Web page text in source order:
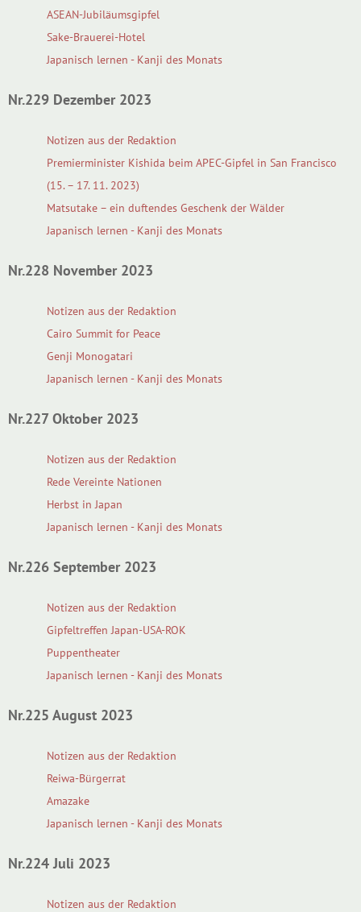
ASEAN-Jubiläumsgipfel
Sake-Brauerei-Hotel
Japanisch lernen - Kanji des Monats
Nr.229 Dezember 2023
Notizen aus der Redaktion
Premierminister Kishida beim APEC-Gipfel in San Francisco
(15. – 17. 11. 2023)
Matsutake – ein duftendes Geschenk der Wälder
Japanisch lernen - Kanji des Monats
Nr.228 November 2023
Notizen aus der Redaktion
Cairo Summit for Peace
Genji Monogatari
Japanisch lernen - Kanji des Monats
Nr.227 Oktober 2023
Notizen aus der Redaktion
Rede Vereinte Nationen
Herbst in Japan
Japanisch lernen - Kanji des Monats
Nr.226 September 2023
Notizen aus der Redaktion
Gipfeltreffen Japan-USA-ROK
Puppentheater
Japanisch lernen - Kanji des Monats
Nr.225 August 2023
Notizen aus der Redaktion
Reiwa-Bürgerrat
Amazake
Japanisch lernen - Kanji des Monats
Nr.224 Juli 2023
Notizen aus der Redaktion